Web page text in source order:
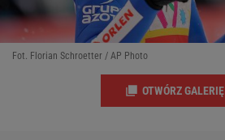
Fot. Florian Schroetter / AP Photo
OTWÓRZ GALERIĘ